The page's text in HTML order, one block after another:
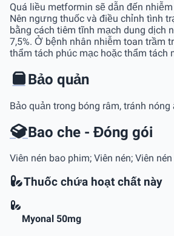
Quá liều metformin sẽ dẫn đến
Nên ngưng thuốc và điều chỉnh tình
bằng cách tiêm tĩnh mạch dung dịch
7,5%. Ở bệnh nhân nhiễm toan trầm
thẩm tách phúc mạc hoặc thẩm tách
Bảo quản
Bảo quản trong bóng râm, tránh nóng
Bao che - Đóng gói
Viên nén bao phim; Viên nén; Viên
Thuốc chứa hoạt chất này
Myonal 50mg